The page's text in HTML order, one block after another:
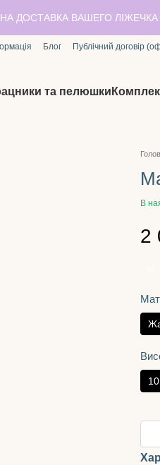
ДОСТАВКА ВАШЕГО ЛІЖЕЧКА
Блог Публічний договір
та пелюшки
В
2